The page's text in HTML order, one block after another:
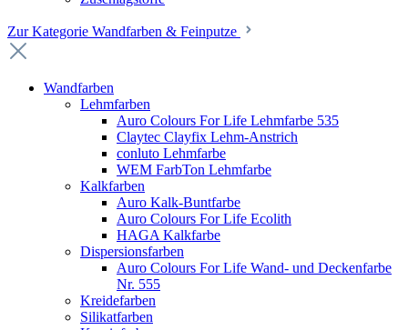
Zur Kategorie Wandfarben & Feinputze
Wandfarben
Lehmfarben
Auro Colours For Life Lehmfarbe 535
Claytec Clayfix Lehm-Anstrich
conluto Lehmfarbe
WEM FarbTon Lehmfarbe
Kalkfarben
Auro Kalk-Buntfarbe
Auro Colours For Life Ecolith
HAGA Kalkfarbe
Dispersionsfarben
Auro Colours For Life Wand- und Deckenfarbe
Nr. 555
Kreidefarben
Silikatfarben